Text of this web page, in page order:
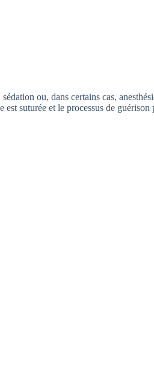
ou, dans certains cas,
suturée et le processus de guérison